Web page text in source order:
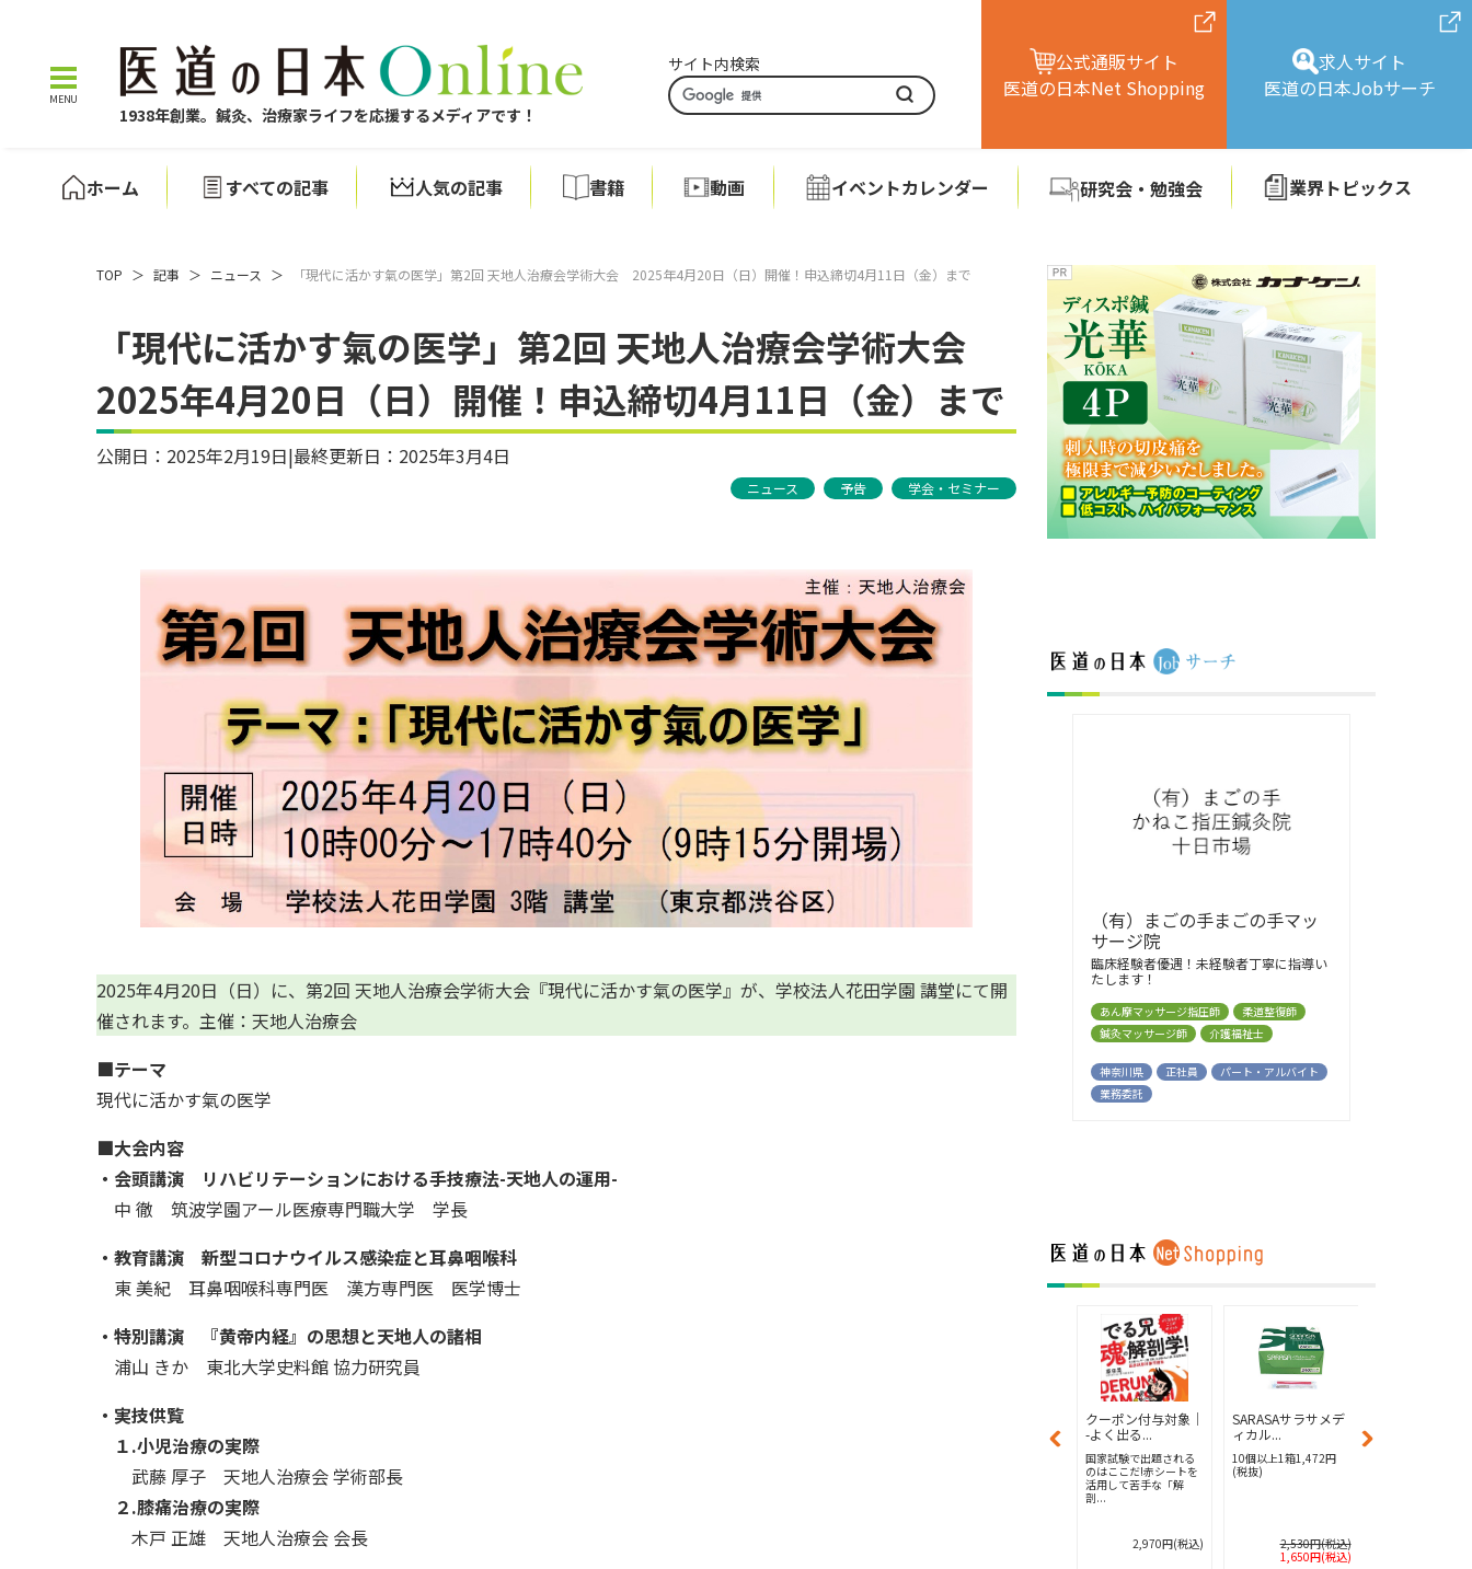
1938年創業。鍼灸、治療家ライフを応援するメディアです！
サイト内検索
公式通販サイト
医道の日本Net Shopping
求人サイト
医道の日本Jobサーチ
ホーム すべての記事 人気の記事 書籍 動画 イベントカレンダー 研究会・勉強会 業界トピックス
TOP ＞ 記事 ＞ ニュース ＞ 「現代に活かす氣の医学」第2回 天地人治療会学術大会 2025年4月20日（日）開催！申込締切4月11日（金）まで
「現代に活かす氣の医学」第2回 天地人治療会学術大会
2025年4月20日（日）開催！申込締切4月11日（金）まで
公開日：2025年2月19日|最終更新日：2025年3月4日
ニュース 予告 学会・セミナー
2025年4月20日（日）に、第2回 天地人治療会学術大会『現代に活かす氣の医学』が、学校法人花田学園 講堂にて開
催されます。主催：天地人治療会
■テーマ
現代に活かす氣の医学
■大会内容
・会頭講演 リハビリテーションにおける手技療法-天地人の運用-
中 徹 筑波学園アール医療専門職大学 学長
・教育講演 新型コロナウイルス感染症と耳鼻咽喉科
東 美紀 耳鼻咽喉科専門医 漢方専門医 医学博士
・特別講演 『黄帝内経』の思想と天地人の諸相
浦山 きか 東北大学史料館 協力研究員
・実技供覧
１.小児治療の実際
武藤 厚子 天地人治療会 学術部長
２.膝痛治療の実際
木戸 正雄 天地人治療会 会長
（有）まごの手まごの手マッ
サージ院
臨床経験者優遇！未経験者丁寧に指導い
たします！
あん摩マッサージ指圧師
柔道整復師
鍼灸マッサージ師
介護福祉士
神奈川県 正社員
パート・アルバイト
業務委託
Oディス...
10個以上で1箱1,584円
(税抜)
3,630円(税込)
(税込)
クーポン付与対象│
-よく出る...
国家試験で出題される
のはここだ!赤シートを
活用して苦手な「解
剖...
2,970円(税込)
SARASAサラサメデ
ィカル...
10個以上1箱1,472円
(税抜)
2,530円(税込)
1,650円(税込)